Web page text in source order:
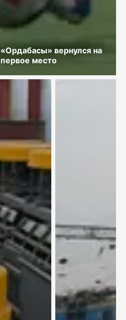
«Ордабасы» вернулся на
первое место